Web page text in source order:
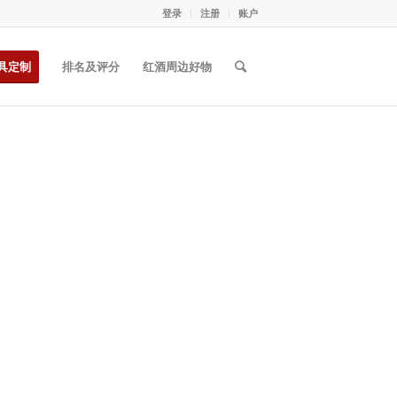
登录 注册 账户
定制 排名及评分 红酒周边好物